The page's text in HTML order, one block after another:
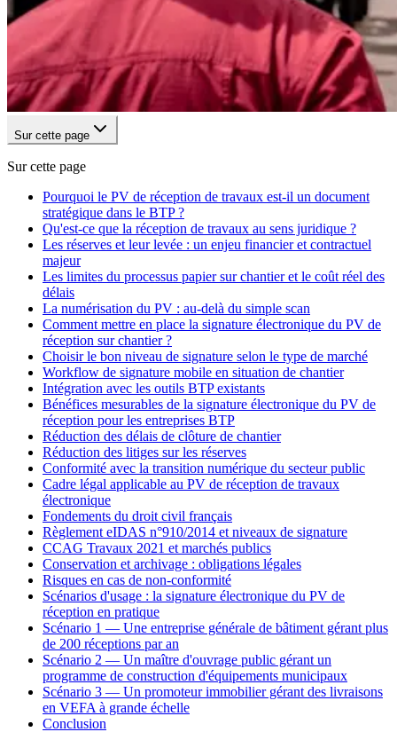
Sur cette page
Sur cette page
Pourquoi le PV de réception de travaux est-il un document
stratégique dans le BTP ?
Qu'est-ce que la réception de travaux au sens juridique ?
Les réserves et leur levée : un enjeu financier et contractuel
majeur
Les limites du processus papier sur chantier et le coût réel des
délais
La numérisation du PV : au-delà du simple scan
Comment mettre en place la signature électronique du PV de
réception sur chantier ?
Choisir le bon niveau de signature selon le type de marché
Workflow de signature mobile en situation de chantier
Intégration avec les outils BTP existants
Bénéfices mesurables de la signature électronique du PV de
réception pour les entreprises BTP
Réduction des délais de clôture de chantier
Réduction des litiges sur les réserves
Conformité avec la transition numérique du secteur public
Cadre légal applicable au PV de réception de travaux
électronique
Fondements du droit civil français
Règlement eIDAS n°910/2014 et niveaux de signature
CCAG Travaux 2021 et marchés publics
Conservation et archivage : obligations légales
Risques en cas de non-conformité
Scénarios d'usage : la signature électronique du PV de
réception en pratique
Scénario 1 — Une entreprise générale de bâtiment gérant plus
de 200 réceptions par an
Scénario 2 — Un maître d'ouvrage public gérant un
programme de construction d'équipements municipaux
Scénario 3 — Un promoteur immobilier gérant des livraisons
en VEFA à grande échelle
Conclusion